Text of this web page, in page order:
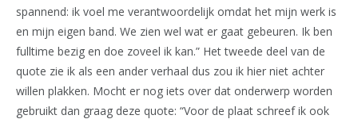
spannend: ik voel me verantwoordelijk omdat het mijn werk is
en mijn eigen band. We zien wel wat er gaat gebeuren. Ik ben
fulltime bezig en doe zoveel ik kan.” Het tweede deel van de
quote zie ik als een ander verhaal dus zou ik hier niet achter
willen plakken. Mocht er nog iets over dat onderwerp worden
gebruikt dan graag deze quote: “Voor de plaat schreef ik ook